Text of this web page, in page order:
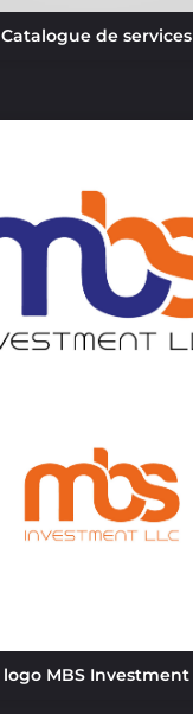
Catalogue de services
logo MBS Investment